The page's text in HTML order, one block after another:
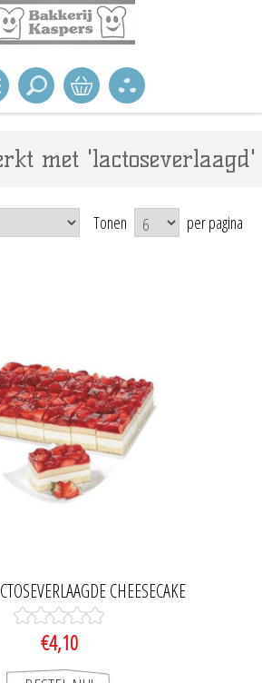
met 'lactoseverlaagd'
Tonen per pagina
CHEESECAKE
€4,10